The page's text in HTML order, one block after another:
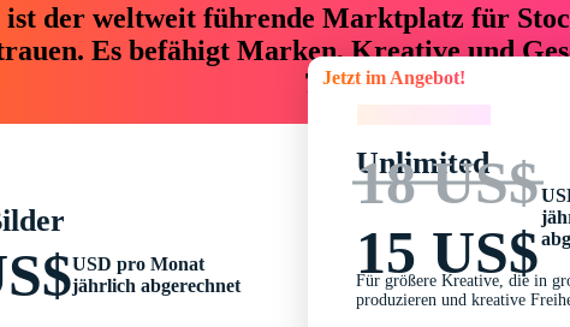
ist der weltweit führende Marktplatz für
Es befähigt Marken, Kreative und
76 % an Zeit und
USD pro Monat
jährlich abgerechnet
Jetzt im Angebot!
Unlimited
18 US$
15 US$
Für größere Kreative, die in
produzieren und kreative